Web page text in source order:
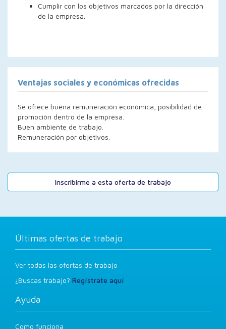
Cumplir con los objetivos marcados por la dirección
de la empresa.
Ventajas sociales y económicas ofrecidas
Se ofrece buena remuneración económica, posibilidad de
promoción dentro de la empresa.
Buen ambiente de trabajo.
Remuneración por objetivos.
Inscribirme a esta oferta de trabajo
Últimas ofertas de trabajo
Ver todas las ofertas de trabajo
¿Buscas trabajo? Regístrate aquí
Ayuda
Como funciona